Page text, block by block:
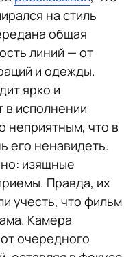
на стиль
общая
линий — от
и одежды.
ярко и
в исполнении
неприятным, что в
его ненавидеть.
изящные
Правда, их
учесть, что фильм
Камера
очередного